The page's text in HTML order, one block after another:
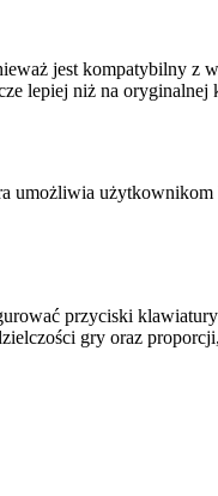
jest kompatybilny z
lepiej niż na oryginalnej
umożliwia użytkownikom
przyciski
gry oraz